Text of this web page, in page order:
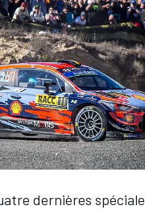
dernières